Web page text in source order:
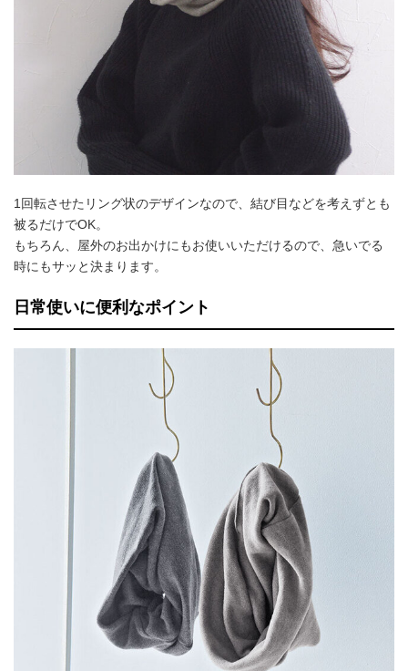
1回転させたリング状のデザインなので、結び目などを考えずとも
被るだけでOK。
もちろん、屋外のお出かけにもお使いいただけるので、急いでる
時にもサッと決まります。
日常使いに便利なポイント